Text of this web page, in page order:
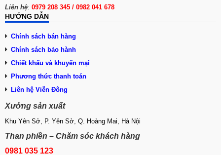
Liên hệ: 0979 208 345 / 0982 041 678
HƯỚNG DẪN
Chính sách bán hàng
Chính sách bảo hành
Chiết khấu và khuyến mại
Phương thức thanh toán
Liên hệ Viễn Đông
Xưởng sản xuất
Khu Yên Sở, P. Yên Sở, Q. Hoàng Mai, Hà Nội
Than phiền – Chăm sóc khách hàng
0981 035 123